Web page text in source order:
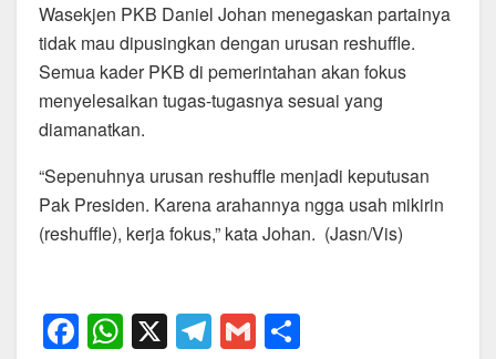
Wasekjen PKB Daniel Johan menegaskan partainya
tidak mau dipusingkan dengan urusan reshuffle.
Semua kader PKB di pemerintahan akan fokus
menyelesaikan tugas-tugasnya sesuai yang
diamanatkan.
“Sepenuhnya urusan reshuffle menjadi keputusan
Pak Presiden. Karena arahannya ngga usah mikirin
(reshuffle), kerja fokus,” kata Johan. (Jasn/Vis)
F W X T G